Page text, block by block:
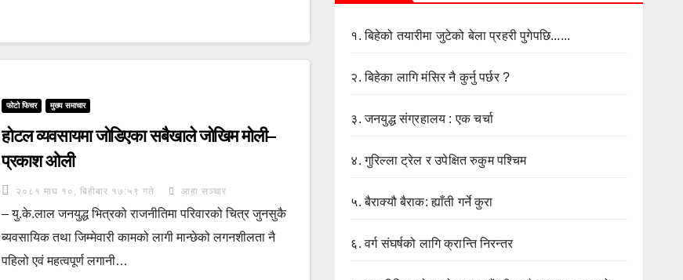
फोटो फिचर मुख्य समाचार
होटल व्यवसायमा जोडिएका सबैखाले जोखिम मोली–
प्रकाश ओली
२०८१ माघ १०, बिहीबार १७:५९ गते आहा सञ्चार
– यु.के.लाल जनयुद्ध भित्रको राजनीतिमा परिवारको चित्र जुनसुकै
ब्यवसायिक तथा जिम्मेवारी कामको लागी मान्छेको लगनशीलता नै
पहिलो एवं महत्वपूर्ण लगानी…
१.बिहेको तयारीमा जुटेको बेला प्रहरी पुगेपछि......
२.बिहेका लागि मंसिर नै कुर्नु पर्छर ?
३.जनयुद्ध संग्रहालय : एक चर्चा
४.गुरिल्ला ट्रेल र उपेक्षित रुकुम पश्चिम
५.बैराक्यौ बैराक: ह्याँती गर्ने कुरा
६.वर्ग संघर्षको लागि क्रान्ति निरन्तर